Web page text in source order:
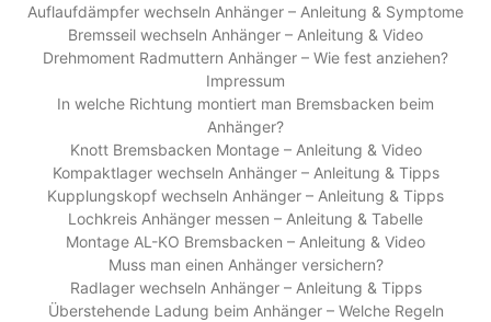
Auflaufdämpfer wechseln Anhänger – Anleitung & Symptome
Bremsseil wechseln Anhänger – Anleitung & Video
Drehmoment Radmuttern Anhänger – Wie fest anziehen?
Impressum
In welche Richtung montiert man Bremsbacken beim
Anhänger?
Knott Bremsbacken Montage – Anleitung & Video
Kompaktlager wechseln Anhänger – Anleitung & Tipps
Kupplungskopf wechseln Anhänger – Anleitung & Tipps
Lochkreis Anhänger messen – Anleitung & Tabelle
Montage AL-KO Bremsbacken – Anleitung & Video
Muss man einen Anhänger versichern?
Radlager wechseln Anhänger – Anleitung & Tipps
Überstehende Ladung beim Anhänger – Welche Regeln